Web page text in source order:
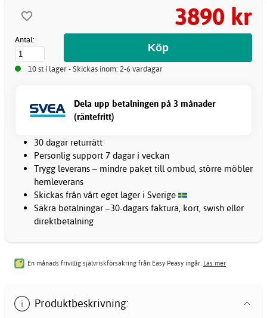
3890 kr
Antal:
10 st i lager - Skickas inom: 2-6 vardagar
Dela upp betalningen på 3 månader
(räntefritt)
30 dagar returrätt
Personlig support 7 dagar i veckan
Trygg leverans – mindre paket till ombud, större möbler
hemleverans
Skickas från vårt eget lager i Sverige
Säkra betalningar –30-dagars faktura, kort, swish eller
direktbetalning
En månads frivillig självriskförsäkring från Easy Peasy ingår. Läs mer
Produktbeskrivning: